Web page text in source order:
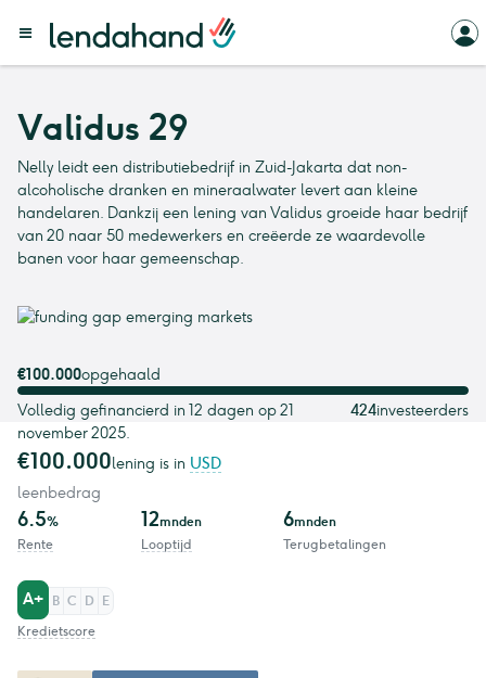
Validus 29
Nelly leidt een distributiebedrijf in Zuid-Jakarta dat non-
alcoholische dranken en mineraalwater levert aan kleine
handelaren. Dankzij een lening van Validus groeide haar bedrijf
van 20 naar 50 medewerkers en creëerde ze waardevolle
banen voor haar gemeenschap.
€100.000opgehaald
Volledig gefinancierd in 12 dagen op 21
november 2025.
424investeerders
€100.000lening is in USD
leenbedrag
6.5%
Rente
12mnden
Looptijd
6mnden
Terugbetalingen
A+ B C D
E
Kredietscore